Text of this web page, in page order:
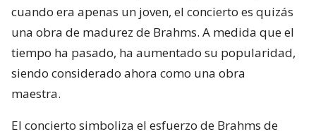
cuando era apenas un joven, el concierto es quizás
una obra de madurez de Brahms. A medida que el
tiempo ha pasado, ha aumentado su popularidad,
siendo considerado ahora como una obra
maestra.
El concierto simboliza el esfuerzo de Brahms de